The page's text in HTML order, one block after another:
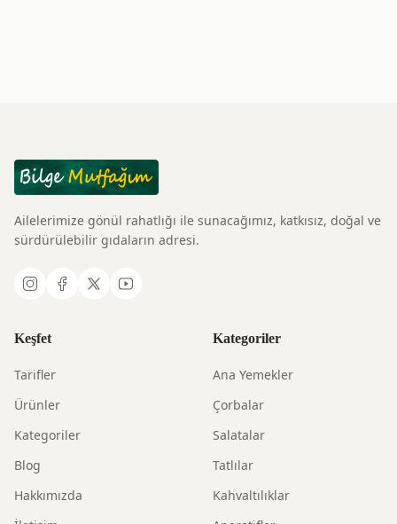
Ailelerimize gönül rahatlığı ile sunacağımız, katkısız, doğal ve
sürdürülebilir gıdaların adresi.
Keşfet
Tarifler
Ürünler
Kategoriler
Blog
Hakkımızda
Kategoriler
Ana Yemekler
Çorbalar
Salatalar
Tatlılar
Kahvaltılıklar